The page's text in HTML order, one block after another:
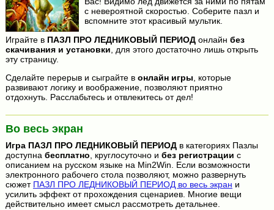
с невероятной скоростью. Соберите пазл и
вспомните этот красивый мультик.
Играйте в ПАЗЛ ПРО ЛЕДНИКОВЫЙ ПЕРИОДонлайн без
скачивания и установки , для этого достаточно лишь открыть
эту страницу.
Сделайте перерыв и сыграйте в онлайн игры , которые
развивают логику и воображение, позволяют приятно
отдохнуть. Расслабьтесь и отвлекитесь от дел!
Во весь экран
Игра ПАЗЛ ПРО ЛЕДНИКОВЫЙ ПЕРИОДв категориях Пазлы
доступна бесплатно , круглосуточно и без регистрации с
описанием на русском языке на Min2Win. Если возможности
электронного рабочего стола позволяют, можно развернуть
сюжет ПАЗЛ ПРО ЛЕДНИКОВЫЙ ПЕРИОД во весь экран и
усилить эффект от прохождения сценариев. Многие вещи
действительно имеет смысл рассмотреть детальнее.